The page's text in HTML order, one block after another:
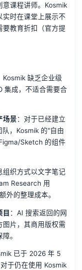
意课程讲师。Kosmik
实时在课堂上展示不
要教育折扣（官方提
Kosmik 缺乏企业级
集成，不适合需要合
场景：对于已经建立
，Kosmik 的"自由
Sketch 的组件
组织方式以文字笔记
Research 用
外的整理成本。
目 ：AI 搜索返回的网
图片，其商用版权需
。
已于 2026 年 5
于仍在使用 Kosmik